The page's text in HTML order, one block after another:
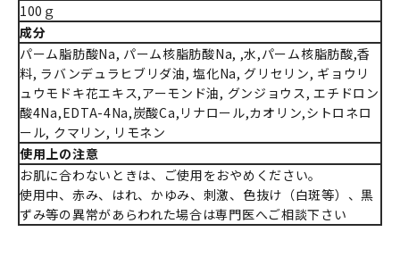
100ｇ
成分
パーム脂肪酸Na, パーム核脂肪酸Na, ,水,パーム核脂肪酸,香
料, ラバンデュラヒブリダ油, 塩化Na, グリセリン, ギョウリ
ュウモドキ花エキス,アーモンド油, グンジョウス, エチドロン
酸4Na,EDTA-4Na,炭酸Ca,リナロール,カオリン,シトロネロ
ール, クマリン, リモネン
使用上の注意
お肌に合わないときは、ご使用をおやめください。
使用中、赤み、はれ、かゆみ、刺激、色抜け（白斑等）、黒
ずみ等の異常があらわれた場合は専門医へご相談下さい